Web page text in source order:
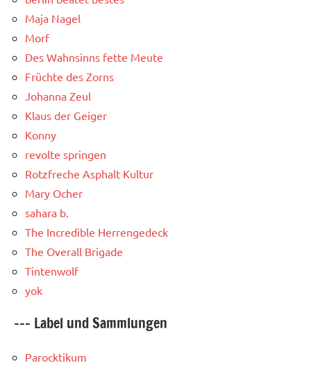
Maja Nagel
Morf
Des Wahnsinns fette Meute
Früchte des Zorns
Johanna Zeul
Klaus der Geiger
Konny
revolte springen
Rotzfreche Asphalt Kultur
Mary Ocher
sahara b.
The Incredible Herrengedeck
The Overall Brigade
Tintenwolf
yok
--- Label und Sammlungen
Parocktikum